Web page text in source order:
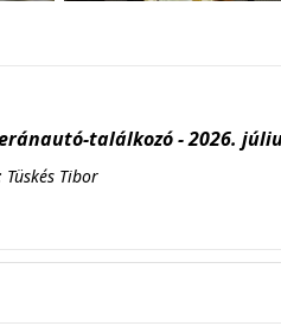
találkozó - 2026.
Tüskés Tibor